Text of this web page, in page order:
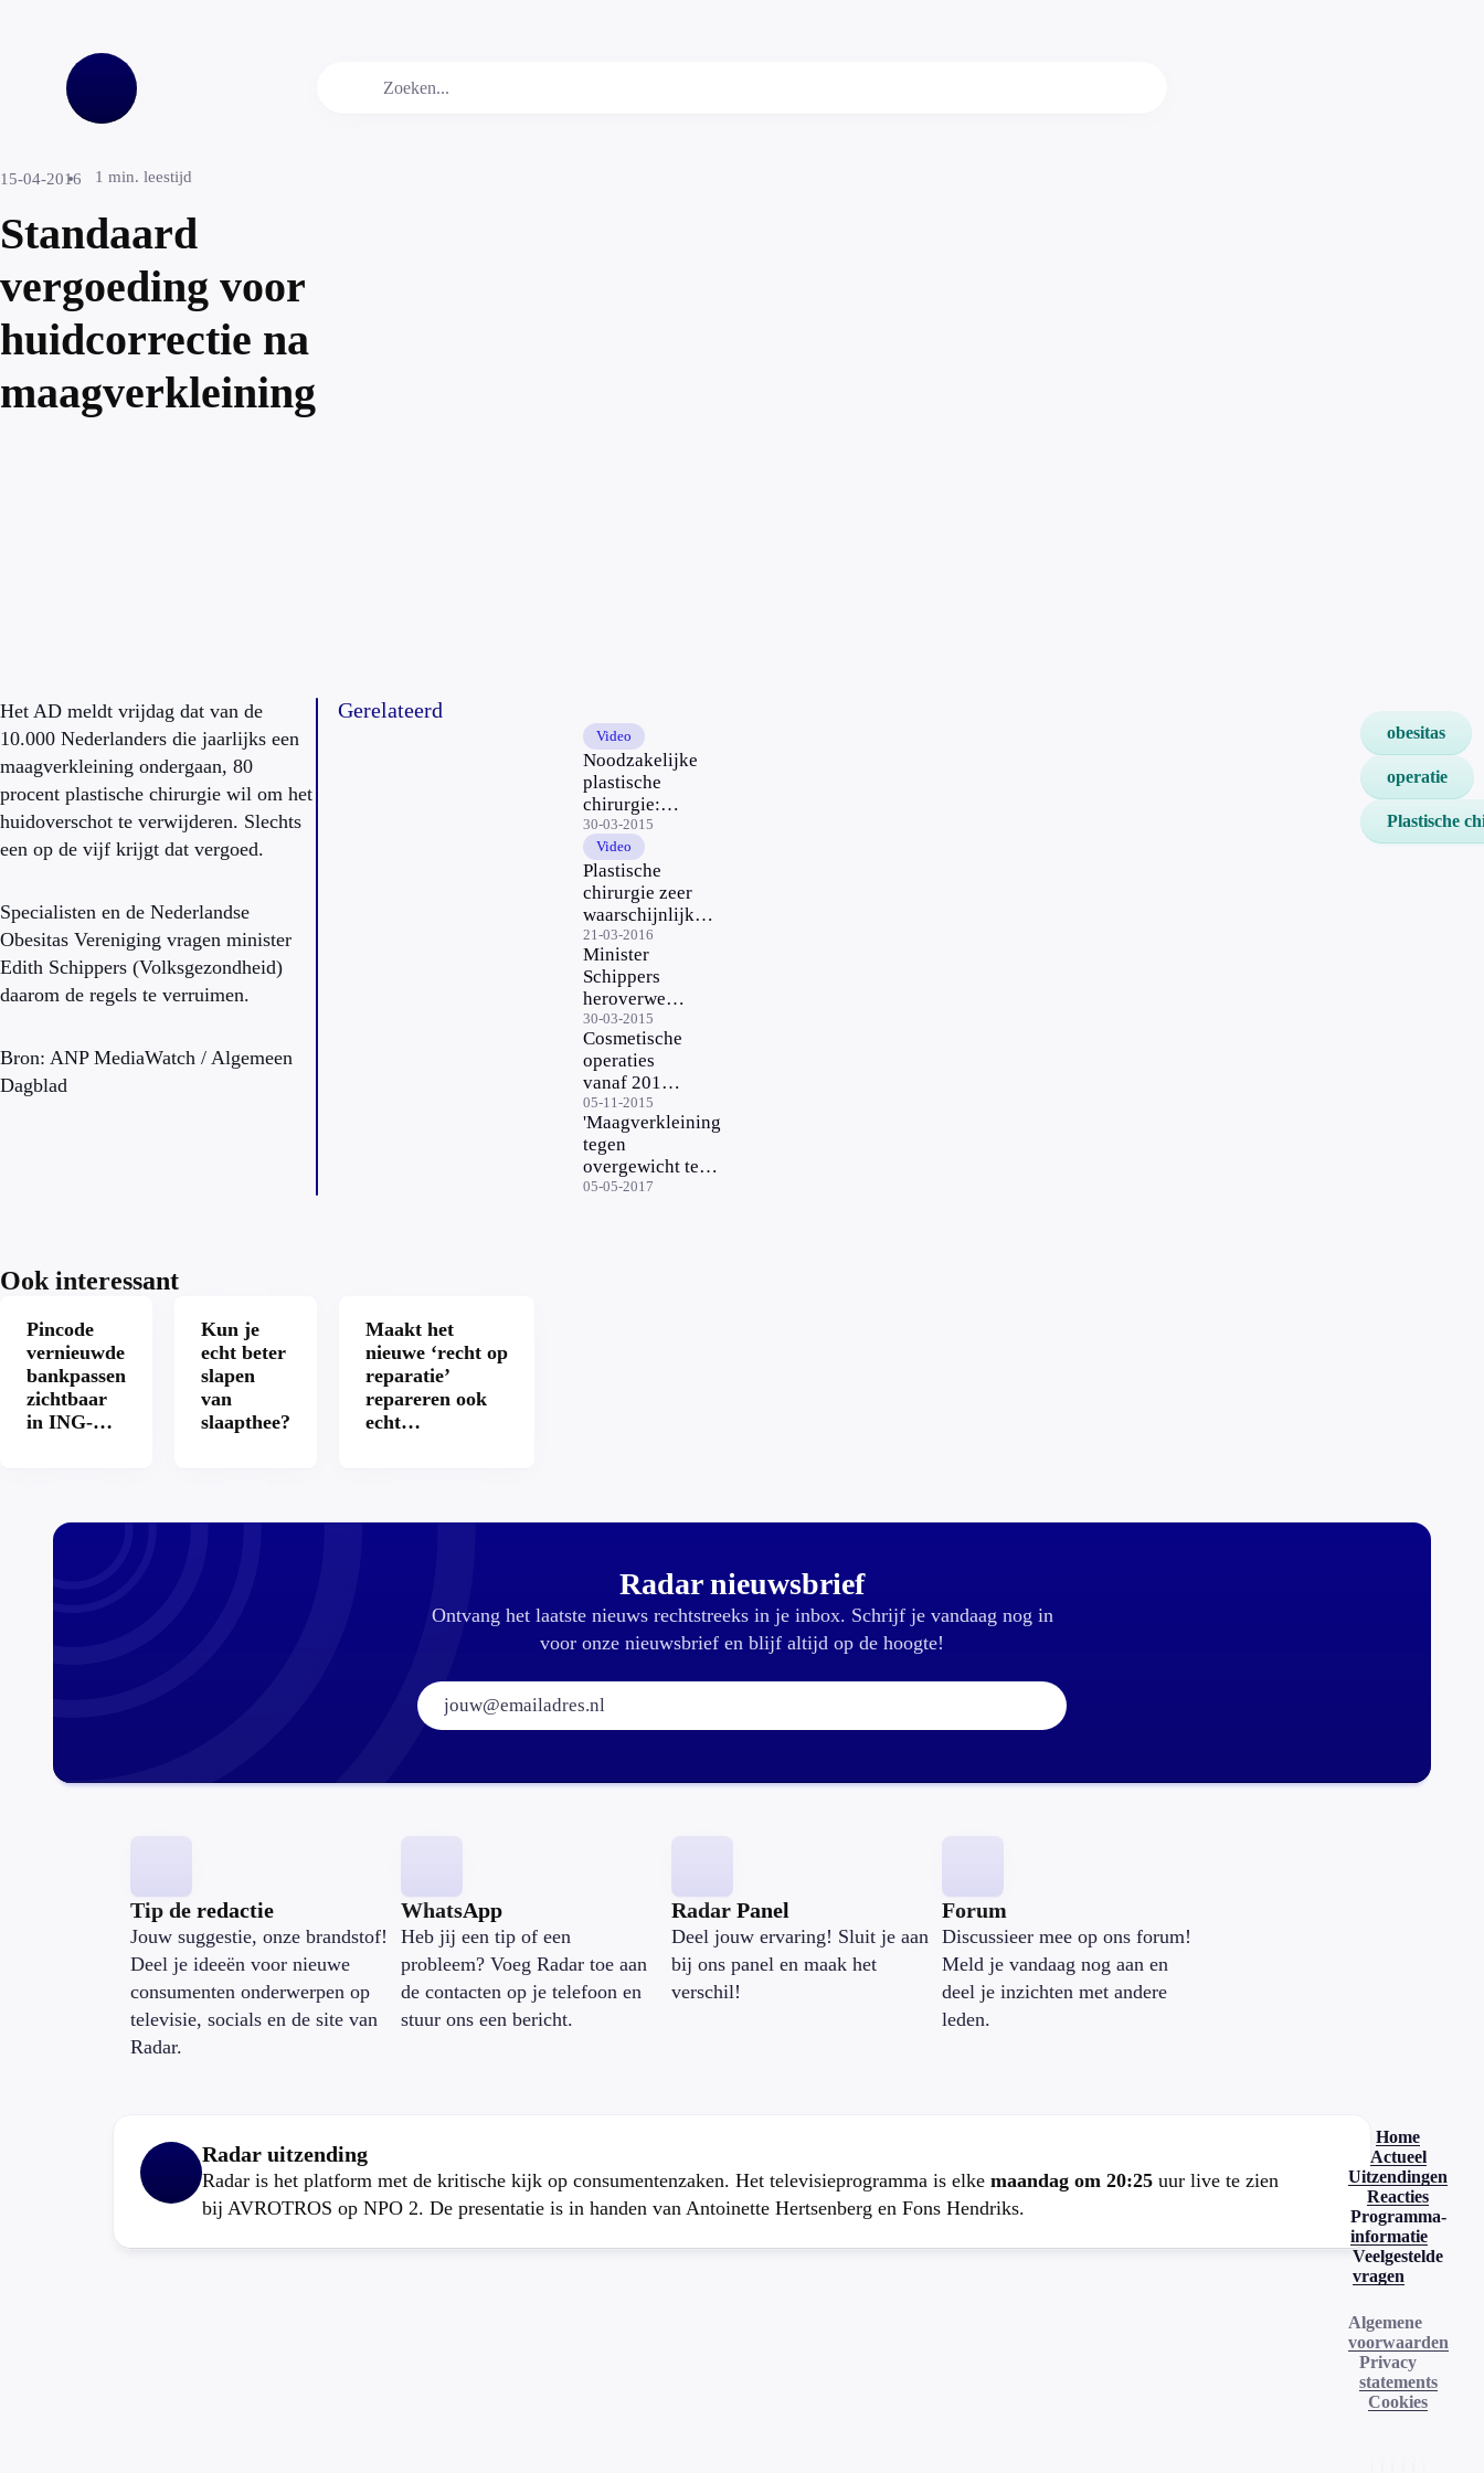
15-04-2016 1 min. leestijd
Standaard
vergoeding voor
huidcorrectie na
maagverkleining
Het AD meldt vrijdag dat van de
10.000 Nederlanders die jaarlijks een
maagverkleining ondergaan, 80
procent plastische chirurgie wil om het
huidoverschot te verwijderen. Slechts
een op de vijf krijgt dat vergoed.
Specialisten en de Nederlandse
Obesitas Vereniging vragen minister
Edith Schippers (Volksgezondheid)
daarom de regels te verruimen.
Bron: ANP MediaWatch / Algemeen
Dagblad
Gerelateerd
Video
Noodzakelijke
plastische
chirurgie:
interview met
Schippers
30-03-2015
Video
Plastische
chirurgie zeer
waarschijnlijk
terug in
basisverzekering
21-03-2016
Minister
Schippers
heroverweegt
opname
plastische
chirurgie in
basispakket
30-03-2015
Cosmetische
operaties
vanaf 2017
mogelijk
weer
vergoed
05-11-2015
'Maagverkleining
tegen
overgewicht te
vaak ingezet'
05-05-2017
obesitas
operatie
Plastische
Ook interessant
Pincode
vernieuwde
bankpassen
zichtbaar
in ING-
Kun je
echt beter
slapen
van
slaapthee?
Maakt het
nieuwe ‘recht op
reparatie’
repareren ook
echt
Radar nieuwsbrief
Ontvang het laatste nieuws rechtstreeks in je inbox. Schrijf je vandaag nog in
voor onze nieuwsbrief en blijf altijd op de hoogte!
E-mailadres:
Tip de redactie
Jouw suggestie, onze brandstof!
Deel je ideeën voor nieuwe
consumenten onderwerpen op
televisie, socials en de site van
Radar.
WhatsApp
Heb jij een tip of een
probleem? Voeg Radar toe aan
de contacten op je telefoon en
stuur ons een bericht.
Radar Panel
Deel jouw ervaring! Sluit je aan
bij ons panel en maak het
verschil!
Forum
Discussieer mee op ons forum!
Meld je vandaag nog aan en
deel je inzichten met andere
leden.
Radar uitzending
Radar is het platform met de kritische kijk op consumentenzaken. Het televisieprogramma is elke maandag om 20:25 uur live te zien
bij AVROTROS op NPO 2. De presentatie is in handen van Antoinette Hertsenberg en Fons Hendriks.
Home
Actueel
Uitzendingen
Reacties
Programma-
informatie
Veelgestelde
vragen
Algemene
voorwaarden
Privacy
statements
Cookies